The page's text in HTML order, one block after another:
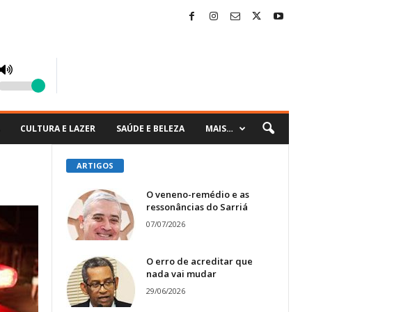
CULTURA E LAZER SAÚDE E BELEZA MAIS…
ARTIGOS
O veneno-remédio e as
ressonâncias do Sarriá
07/07/2026
O erro de acreditar que
nada vai mudar
29/06/2026